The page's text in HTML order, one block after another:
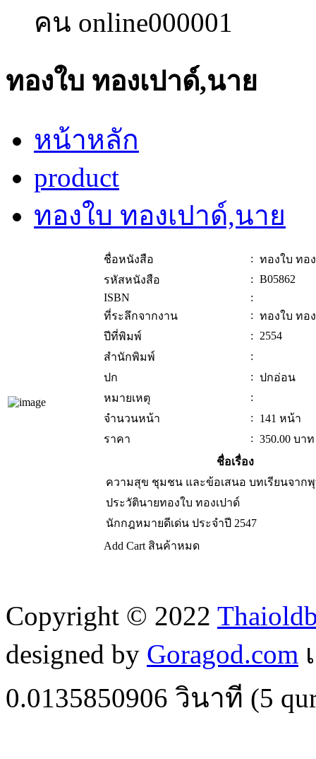
คน online000001
ทองใบ ทองเปาด์,นาย
หน้าหลัก
product
ทองใบ ทองเปาด์,นาย
ชื่อหนังสือ : ทองใบ ทอ
รหัสหนังสือ
: B05862
ISBN
:
ที่ระลึกจากงาน
: ทองใบ ทอ
ปีที่พิมพ์
: 2554
สำนักพิมพ์
:
ปก
: ปกอ่อน
หมายเหตุ
:
จำนวนหน้า
:
141 หน้า
ราคา
: 350.00 บาท
ชื่อเรื่อง
ความสุข ชุมชน และข้อเสนอ บทเรียนจา
ประวัตินายทองใบ ทองเปาด์
นักกฎหมายดีเด่น ประจำปี 2547
Add Cart สินค้าหมด
Copyright © 2022
designed by Goragod.com
0.0135850906 วินาที (5